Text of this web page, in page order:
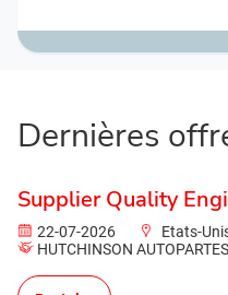
Dernières
Supplier Quality
22-07-2026 Etats-
HUTCHINSON